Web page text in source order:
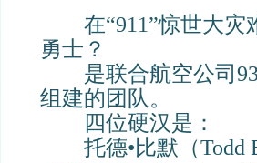
在“911”惊世大灾
勇士？
是联合航空公司93
组建的团队。
四位硬汉是：
托德•比默（Todd